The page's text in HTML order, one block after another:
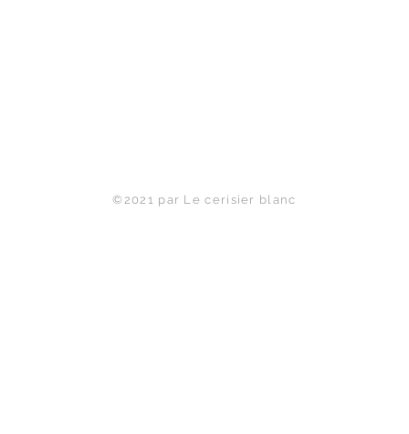
©2021 par Le cerisier blanc